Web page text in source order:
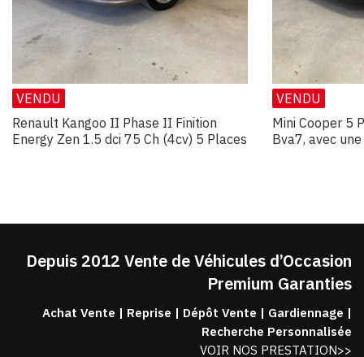
VENDU
Renault Kangoo II Phase II Finition
Energy Zen 1.5 dci 75 Ch (4cv) 5 Places
VENDU
Mini Cooper 5
Bva7, avec
Depuis 2012 Vente de Véhicules d’Occasion
Premium Garanties
Achat Vente | Reprise | Dépôt Vente | Gardiennage |
Recherche Personnalisée
VOIR NOS PRESTATION>>